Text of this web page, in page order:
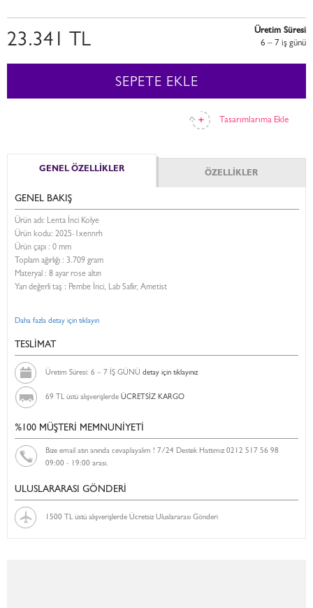
Tasarımlarıma Ekle
23.341 TL
Üretim Süresi
6 – 7 i̇ş günü
SEPETE EKLE
GENEL ÖZELLİKLER ÖZELLİKLER
GENEL BAKIŞ
Ürün adı: Lenta İnci Kolye
Ürün kodu: 2025-1xennrh
Ürün çapı : 0 mm
Toplam ağırlığı : 3.709 gram
Materyal : 8 ayar rose altın
Yarı değerli taş : Pembe İnci, Lab Safir, Ametist
Daha fazla detay için tıklayın
TESLİMAT
Üretim Süresi: 6 – 7 İŞ GÜNÜ detay için tıklayınız
69 TL üstü alışverişlerde ÜCRETSİZ KARGO
%100 MÜŞTERİ MEMNUNİYETİ
Bize email atın anında cevaplayalım ! 7/24 Destek Hattımız 0212 517 56 98
09:00 - 19:00 arası.
ULUSLARARASI GÖNDERİ
1500 TL üstü alışverişlerde Ücretsiz Uluslararası Gönderi